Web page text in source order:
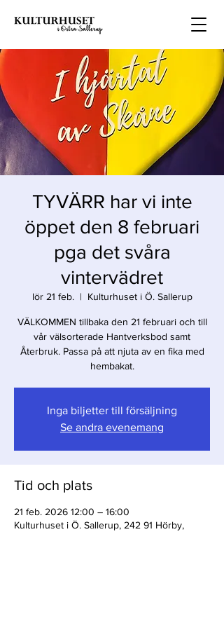
TYVÄRR har vi inte
öppet den 8 februari
pga det svåra
vintervädret
lör 21 feb.
  |
Kulturhuset i Ö. Sallerup
VÄLKOMMEN tillbaka den 21 februari och till
vår välsorterade Hantverksbod samt
Återbruk. Passa på att njuta av en fika med
hembakat.
Inga biljetter till försäljning
Se andra evenemang
Tid och plats
21 feb. 2026 12:00 – 16:00
Kulturhuset i Ö. Sallerup, 242 91 Hörby,